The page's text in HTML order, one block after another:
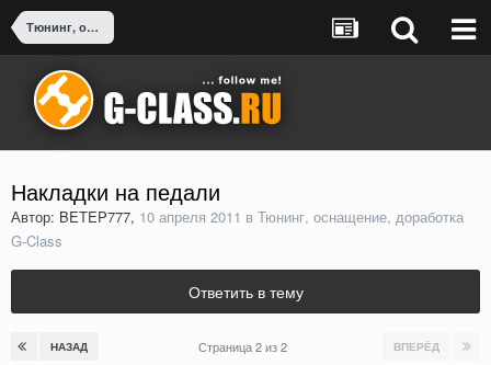
Тюнинг, оснащение, доработка G-Class
Накладки на педали
Автор: BETEP777, 10 апреля 2011 в Тюнинг, оснащение, доработка
G-Class
Ответить в тему
НАЗАД ВПЕРЁД
Страница 2 из 2